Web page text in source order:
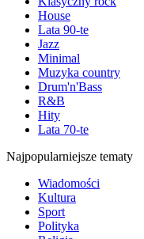
House
Lata 90-te
Jazz
Minimal
Muzyka country
Drum'n'Bass
R&B
Hity
Lata 70-te
Najpopularniejsze tematy
Wiadomości
Kultura
Sport
Polityka